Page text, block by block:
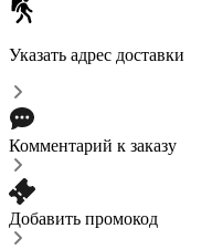
Указать адрес доставки
Комментарий к заказу
Добавить промокод